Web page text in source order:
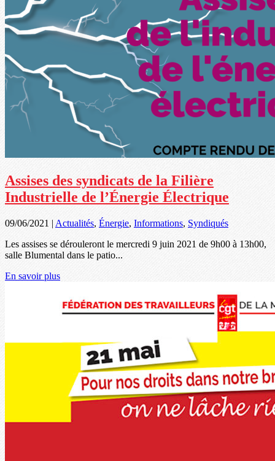
Assises des syndicats de la Filière
Industrielle de l’Énergie Électrique
09/06/2021 | Actualités, Énergie, Informations, Syndiqués
Les assises se dérouleront le mercredi 9 juin 2021 de 9h00 à 13h00,
salle Blumental dans le patio...
En savoir plus